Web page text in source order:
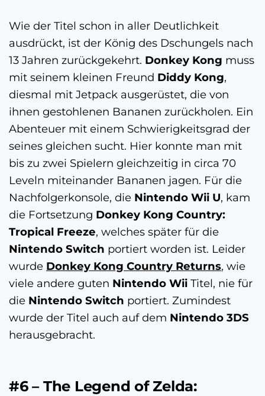
Wie der Titel schon in aller Deutlichkeit
ausdrückt, ist der König des Dschungels nach
13 Jahren zurückgekehrt. Donkey Kong muss
mit seinem kleinen Freund Diddy Kong,
diesmal mit Jetpack ausgerüstet, die von
ihnen gestohlenen Bananen zurückholen. Ein
Abenteuer mit einem Schwierigkeitsgrad der
seines gleichen sucht. Hier konnte man mit
bis zu zwei Spielern gleichzeitig in circa 70
Leveln miteinander Bananen jagen. Für die
Nachfolgerkonsole, die Nintendo Wii U, kam
die Fortsetzung Donkey Kong Country:
Tropical Freeze, welches später für die
Nintendo Switch portiert worden ist. Leider
wurde Donkey Kong Country Returns, wie
viele andere guten Nintendo Wii Titel, nie für
die Nintendo Switch portiert. Zumindest
wurde der Titel auch auf dem Nintendo 3DS
herausgebracht.
#6 – The Legend of Zelda: